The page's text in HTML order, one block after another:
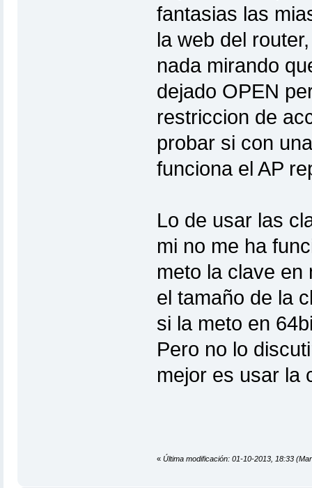
fantasias las
la web del
nada mirando
dejado OPEN
restriccion de
probar si con
funciona el AP
Lo de usar las
mi no me ha
meto la clave en
el tamaño de la
si la meto en
Pero no lo
mejor es usar la
« Última modificación: 01-10-2013, 18:33